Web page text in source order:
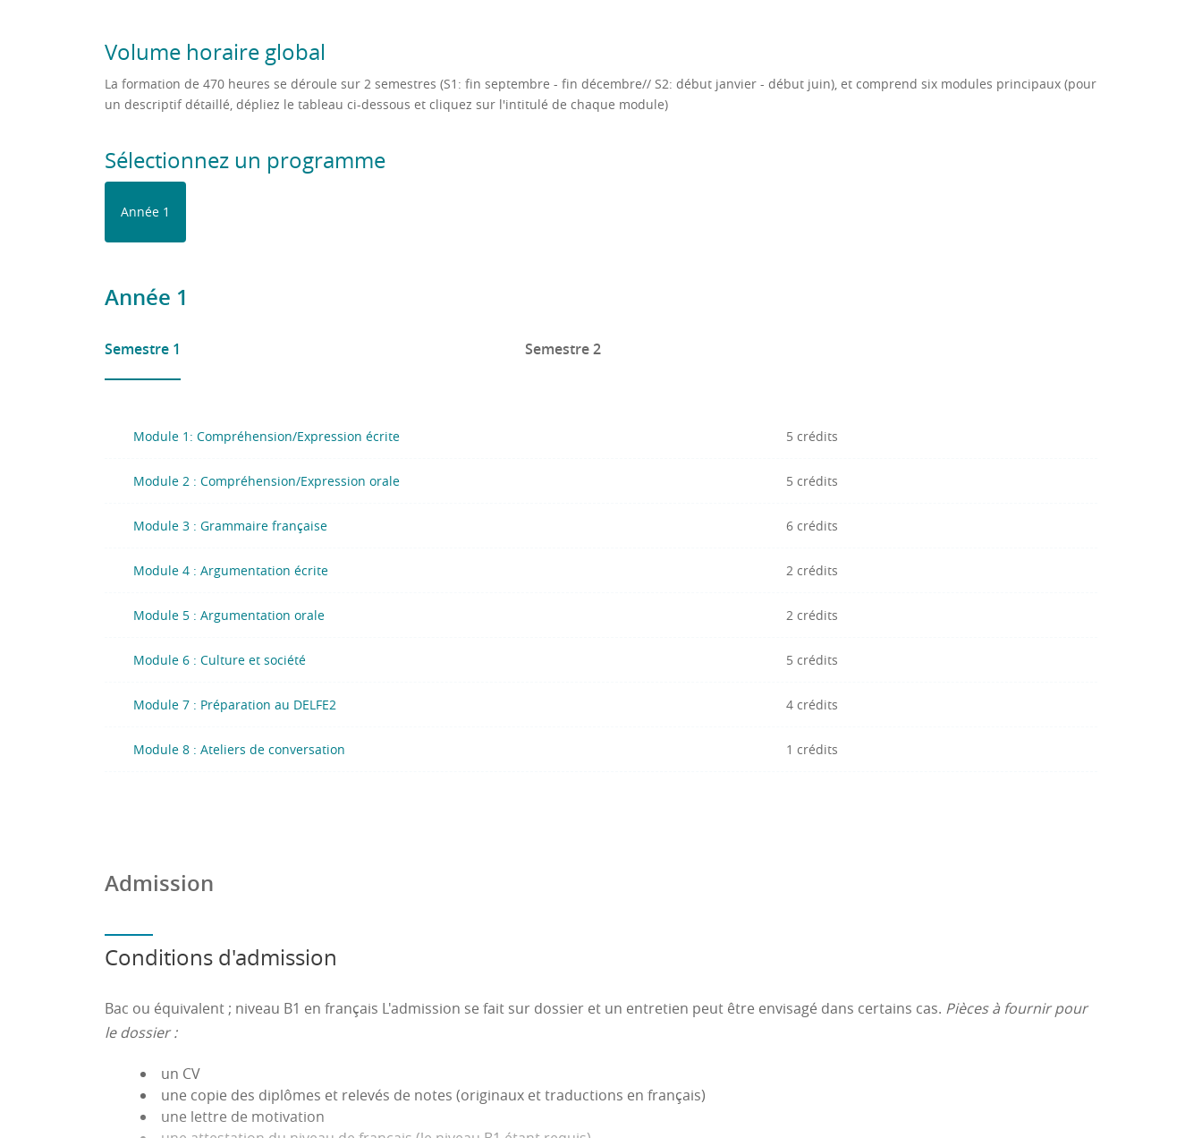
Volume horaire global
La formation de 470 heures se déroule sur 2 semestres (S1: fin septembre - fin décembre// S2: début janvier - début juin), et comprend six modules principaux (pour
un descriptif détaillé, dépliez le tableau ci-dessous et cliquez sur l'intitulé de chaque module)
Sélectionnez un programme
Année 1
Année 1
Semestre 1 Semestre 2
Module 1: Compréhension/Expression écrite 5 crédits
Module 2 : Compréhension/Expression orale 5 crédits
Module 3 : Grammaire française 6 crédits
Module 4 : Argumentation écrite 2 crédits
Module 5 : Argumentation orale 2 crédits
Module 6 : Culture et société 5 crédits
Module 7 : Préparation au DELFE2 4 crédits
Module 8 : Ateliers de conversation 1 crédits
Admission
Conditions d'admission
Bac ou équivalent ; niveau B1 en français L'admission se fait sur dossier et un entretien peut être envisagé dans certains cas. Pièces à fournir pour
le dossier :
un CV
une copie des diplômes et relevés de notes (originaux et traductions en français)
une lettre de motivation